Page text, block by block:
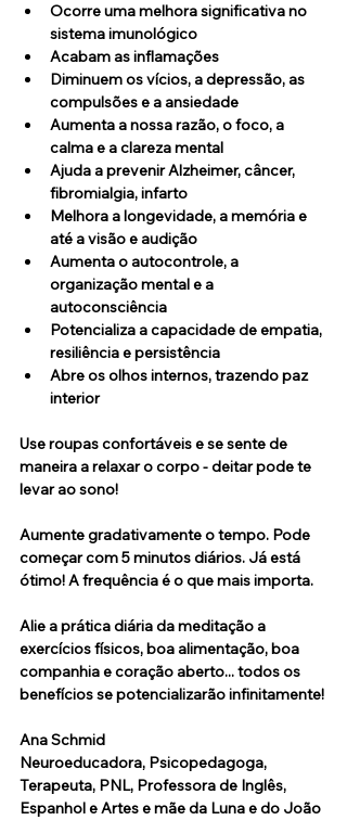
Ocorre uma melhora significativa no
sistema imunológico
Acabam as inflamações
Diminuem os vícios, a depressão, as
compulsões e a ansiedade
Aumenta a nossa razão, o foco, a
calma e a clareza mental
Ajuda a prevenir Alzheimer, câncer,
fibromialgia, infarto
Melhora a longevidade, a memória e
até a visão e audição
Aumenta o autocontrole, a
organização mental e a
autoconsciência
Potencializa a capacidade de empatia,
resiliência e persistência
Abre os olhos internos, trazendo paz
interior
Use roupas confortáveis e se sente de
maneira a relaxar o corpo - deitar pode te
levar ao sono!
Aumente gradativamente o tempo. Pode
começar com 5 minutos diários. Já está
ótimo! A frequência é o que mais importa.
Alie a prática diária da meditação a
exercícios físicos, boa alimentação, boa
companhia e coração aberto... todos os
benefícios se potencializarão infinitamente!
Ana Schmid
Neuroeducadora, Psicopedagoga,
Terapeuta, PNL, Professora de Inglês,
Espanhol e Artes e mãe da Luna e do João